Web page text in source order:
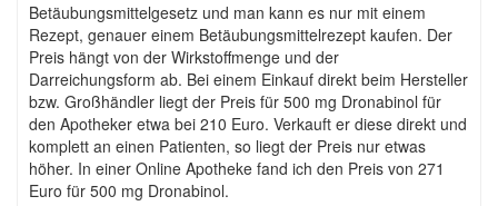
Betäubungsmittelgesetz und man kann es nur mit einem
Rezept, genauer einem Betäubungsmittelrezept kaufen. Der
Preis hängt von der Wirkstoffmenge und der
Darreichungsform ab. Bei einem Einkauf direkt beim Hersteller
bzw. Großhändler liegt der Preis für 500 mg Dronabinol für
den Apotheker etwa bei 210 Euro. Verkauft er diese direkt und
komplett an einen Patienten, so liegt der Preis nur etwas
höher. In einer Online Apotheke fand ich den Preis von 271
Euro für 500 mg Dronabinol.